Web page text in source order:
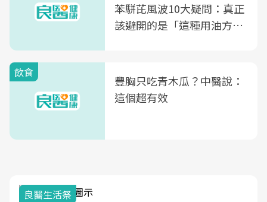
苯駢芘風波10大疑問：真正
該避開的是「這種用油方
飲食
豐胸只吃青木瓜？中醫說：
這個超有效
良醫生活祭